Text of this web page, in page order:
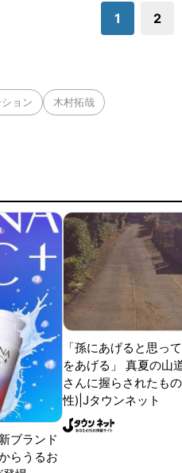
1 2
ョン 木村拓哉
ブランド
らうるお
「孫にあげると思っ
をあげる」 真夏の山
さんに握らされたも
性)|Jタウンネット